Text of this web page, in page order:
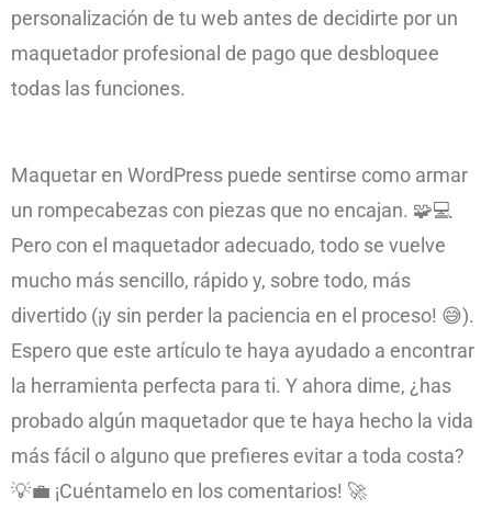
personalización de tu web antes de decidirte por un
maquetador profesional de pago que desbloquee
todas las funciones.
Maquetar en WordPress puede sentirse como armar
un rompecabezas con piezas que no encajan. 🧩💻
Pero con el maquetador adecuado, todo se vuelve
mucho más sencillo, rápido y, sobre todo, más
divertido (¡y sin perder la paciencia en el proceso! 😅).
Espero que este artículo te haya ayudado a encontrar
la herramienta perfecta para ti. Y ahora dime, ¿has
probado algún maquetador que te haya hecho la vida
más fácil o alguno que prefieres evitar a toda costa?
💡💼 ¡Cuéntamelo en los comentarios! 🚀